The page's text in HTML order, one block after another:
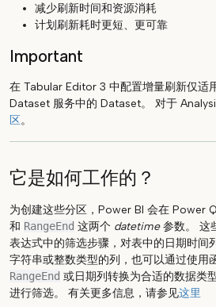
减少刷新时间和资源消耗
计划刷新耗时更短、更可靠
Important
在 Tabular Editor 3 中配置增量刷新仅适
Dataset 服务中的 Dataset。 对于
区。
它是如何工作的？
为创建这些分区，Power BI 会在 Power
和 RangeEnd 这两个 datetime参数。 这
表达式中的筛选步骤，对表中的日期时间
字符串或整数类型的列，也可以通过使用
RangeEnd 或日期列转换为合适的数据类
进行筛选。 有关更多信息，请参见这里